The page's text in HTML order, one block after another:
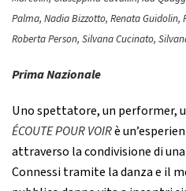
Palma, Nadia Bizzotto, Renata
Roberta Person, Silvana Cucinato,
Prima Nazionale
Uno spettatore, un performer,
ÉCOUTE POUR VOIRè
attraverso la condivisione di
Connessi tramite la danza e il